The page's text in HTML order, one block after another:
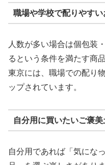
職場や学校で配りやすい
人数が多い場合は個包装
るという条件を満たす商
東京には、職場での配り
ップされています。
自分用に買いたいご褒美
自分用であれば「気にな